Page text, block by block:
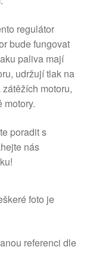
regulátor
bude fungovat
paliva mají
udržují tlak na
motoru,
motory.
poradit s
nás
foto je
referenci dle